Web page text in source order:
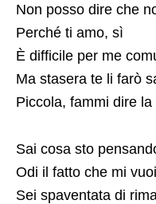
Non posso dire che
Perché ti amo, sì
È difficile per me
Ma stasera te li farò
Piccola, fammi dire
Sai cosa sto
Odi il fatto che mi
Sei spaventata di